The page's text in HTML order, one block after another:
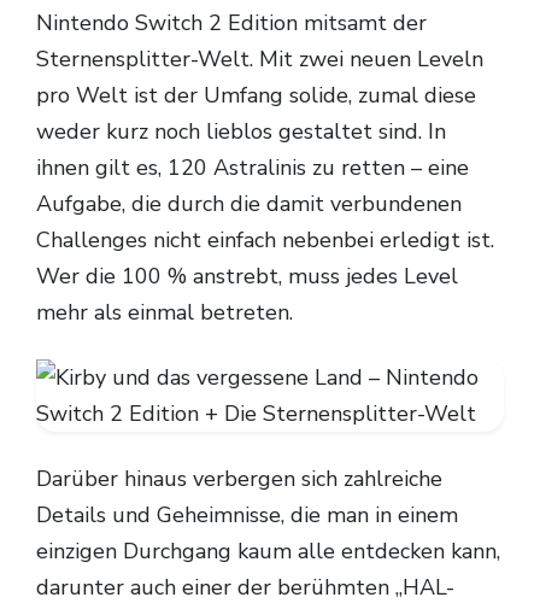
Nintendo Switch 2 Edition mitsamt der
Sternensplitter-Welt. Mit zwei neuen Leveln
pro Welt ist der Umfang solide, zumal diese
weder kurz noch lieblos gestaltet sind. In
ihnen gilt es, 120 Astralinis zu retten – eine
Aufgabe, die durch die damit verbundenen
Challenges nicht einfach nebenbei erledigt ist.
Wer die 100 % anstrebt, muss jedes Level
mehr als einmal betreten.
Darüber hinaus verbergen sich zahlreiche
Details und Geheimnisse, die man in einem
einzigen Durchgang kaum alle entdecken kann,
darunter auch einer der berühmten „HAL-